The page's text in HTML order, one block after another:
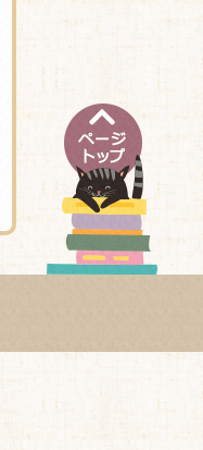
ー
ジ